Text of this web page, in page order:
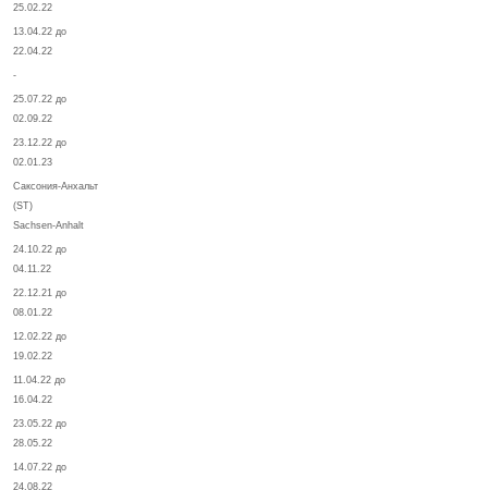
25.02.22
13.04.22 до
22.04.22
-
25.07.22 до
02.09.22
23.12.22 до
02.01.23
Саксония-Анхальт
(ST)
Sachsen-Anhalt
24.10.22 до
04.11.22
22.12.21 до
08.01.22
12.02.22 до
19.02.22
11.04.22 до
16.04.22
23.05.22 до
28.05.22
14.07.22 до
24.08.22